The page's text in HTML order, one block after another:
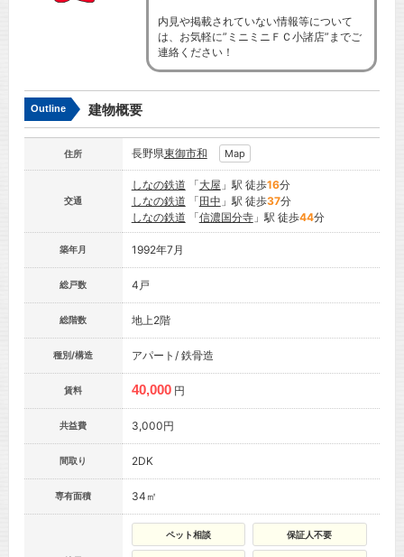
内見や掲載されていない情報等について
は、お気軽に”ミニミニＦＣ小諸店”までご
連絡ください！
Outline 建物概要
住所 長野県東御市和 Map
交通
しなの鉄道 「大屋 」駅 徒歩16分
しなの鉄道 「田中 」駅 徒歩37分
しなの鉄道 「信濃国分寺」駅 徒歩44分
築年月 1992年7月
総戸数 4戸
総階数 地上2階
種別/構造 アパート/ 鉄骨造
賃料 40,000 円
共益費 3,000円
間取り 2DK
専有面積 34㎡
ペット相談 保証人不要